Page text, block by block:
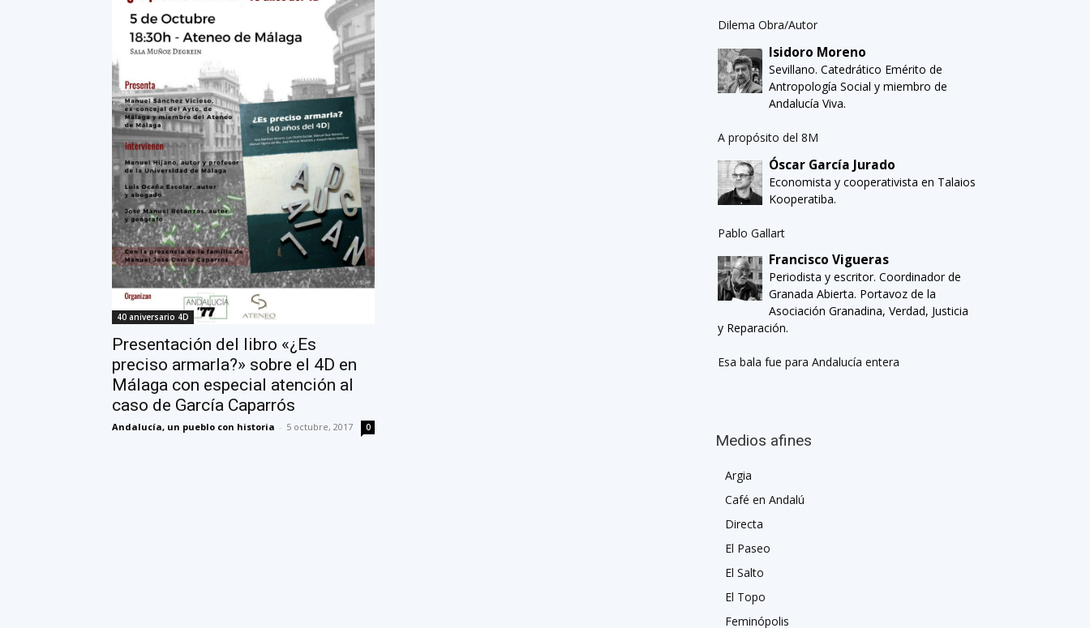
40 aniversario 4D
Presentación del libro «¿Es
preciso armarla?» sobre el 4D en
Málaga con especial atención al
caso de García Caparrós
Andalucía, un pueblo con historia - 5 octubre, 2017 0
Dilema Obra/Autor
Isidoro Moreno
Sevillano. Catedrático Emérito de
Antropología Social y miembro de
Andalucía Viva.
A propósito del 8M
Óscar García Jurado
Economista y cooperativista en Talaios
Kooperatiba.
Pablo Gallart
Francisco Vigueras
Periodista y escritor. Coordinador de
Granada Abierta. Portavoz de la
Asociación Granadina, Verdad, Justicia
y Reparación.
Esa bala fue para Andalucía entera
Medios afines
Argia
Café en Andalú
Directa
El Paseo
El Salto
El Topo
Feminópolis